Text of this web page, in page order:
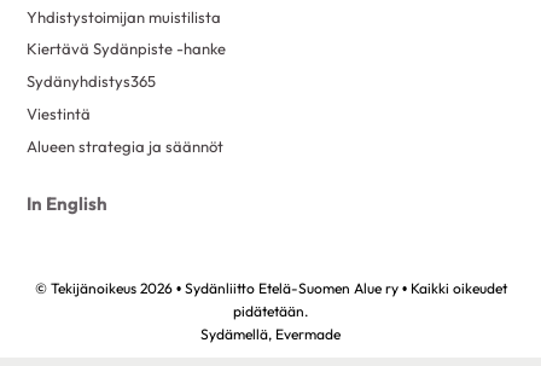
Yhdistystoimijan muistilista
Kiertävä Sydänpiste -hanke
Sydänyhdistys365
Viestintä
Alueen strategia ja säännöt
In English
© Tekijänoikeus 2026 • Sydänliitto Etelä-Suomen Alue ry • Kaikki oikeudet
pidätetään.
Sydämellä, Evermade